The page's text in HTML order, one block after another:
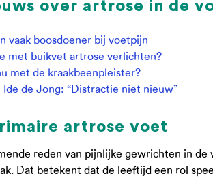
over artrose in de
vaak boosdoener bij voetpijn
met buikvet artrose verlichten?
met de kraakbeenpleister?
de Jong: “Distractie niet nieuw”
artrose voet
reden van pijnlijke gewrichten in de
Dat betekent dat de leeftijd een rol